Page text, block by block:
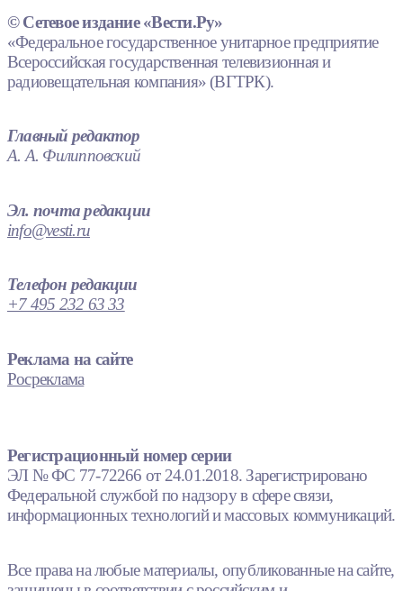
© Сетевое издание «Вести.Ру»
«Федеральное государственное унитарное предприятие
Всероссийская государственная телевизионная и
радиовещательная компания» (ВГТРК).
Главный редактор
А. А. Филипповский
Эл. почта редакции
info@vesti.ru
Телефон редакции
+7 495 232 63 33
Реклама на сайте
Росреклама
Регистрационный номер серии
ЭЛ № ФС 77-72266 от 24.01.2018. Зарегистрировано
Федеральной службой по надзору в сфере связи,
информационных технологий и массовых коммуникаций.
Все права на любые материалы, опубликованные на сайте,